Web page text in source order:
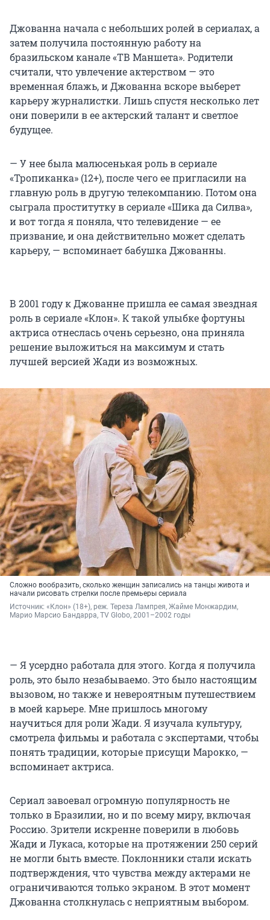
Джованна начала с небольших ролей в сериалах, а
затем получила постоянную работу на
бразильском канале «ТВ Маншета». Родители
считали, что увлечение актерством — это
временная блажь, и Джованна вскоре выберет
карьеру журналистки. Лишь спустя несколько лет
они поверили в ее актерский талант и светлое
будущее.
— У нее была малюсенькая роль в сериале
«Тропиканка» (12+), после чего ее пригласили на
главную роль в другую телекомпанию. Потом она
сыграла проститутку в сериале «Шика да Силва»,
и вот тогда я поняла, что телевидение — ее
призвание, и она действительно может сделать
карьеру, — вспоминает бабушка Джованны.
В 2001 году к Джованне пришла ее самая звездная
роль в сериале «Клон». К такой улыбке фортуны
актриса отнеслась очень серьезно, она приняла
решение выложиться на максимум и стать
лучшей версией Жади из возможных.
Сложно вообразить, сколько женщин записались на танцы живота и
начали рисовать стрелки после премьеры сериала
Источник: «Клон» (18+), реж. Тереза Лампрея, Жайме Монжардим,
Марио Марсио Бандарра, TV Globo, 2001–2002 годы
— Я усердно работала для этого. Когда я получила
роль, это было незабываемо. Это было настоящим
вызовом, но также и невероятным путешествием
в моей карьере. Мне пришлось многому
научиться для роли Жади. Я изучала культуру,
смотрела фильмы и работала с экспертами, чтобы
понять традиции, которые присущи Марокко, —
вспоминает актриса.
Сериал завоевал огромную популярность не
только в Бразилии, но и по всему миру, включая
Россию. Зрители искренне поверили в любовь
Жади и Лукаса, которые на протяжении 250 серий
не могли быть вместе. Поклонники стали искать
подтверждения, что чувства между актерами не
ограничиваются только экраном. В этот момент
Джованна столкнулась с неприятным выбором.